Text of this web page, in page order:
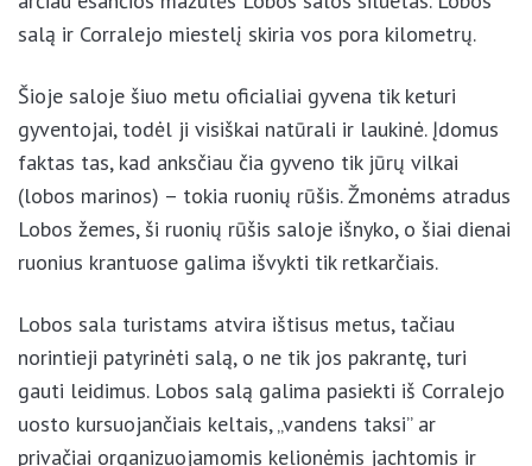
dar arčiau esančios mažutės Lobos salos siluetas.
kilometrų.
Šioje saloje šiuo metu oficialiai gyvena tik keturi
gyventojai, todėl ji visiškai natūrali ir laukinė.
Įdomus faktas tas, kad anksčiau čia gyveno tik jūrų
vilkai (lobos marinos) – tokia ruonių rūšis. Žmonėms
šiai dienai ruonius krantuose galima išvykti tik
retkarčiais.
Lobos sala turistams atvira ištisus metus, tačiau
norintieji patyrinėti salą, o ne tik jos pakrantę, turi